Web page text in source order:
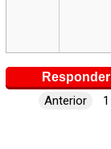
Responder
Anterior 1